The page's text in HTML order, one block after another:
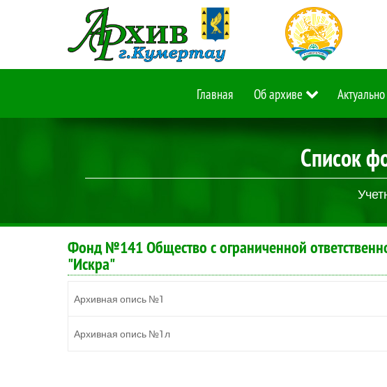
Главная Об архиве Актуально
Список
Фонд №141 Общество с ограниченной
"Искра"
Архивная опись №1
Архивная опись №1л